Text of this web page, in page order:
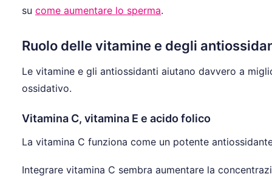
su come aumentare lo sperma.
Ruolo delle vitamine e degli
Le vitamine e gli antiossidanti aiutano davvero a
ossidativo.
Vitamina C, vitamina E e acido folico
La vitamina C funziona come un potente
Integrare vitamina C sembra aumentare la